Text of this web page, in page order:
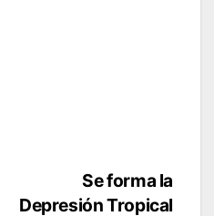
Se forma la
Depresión Tropical